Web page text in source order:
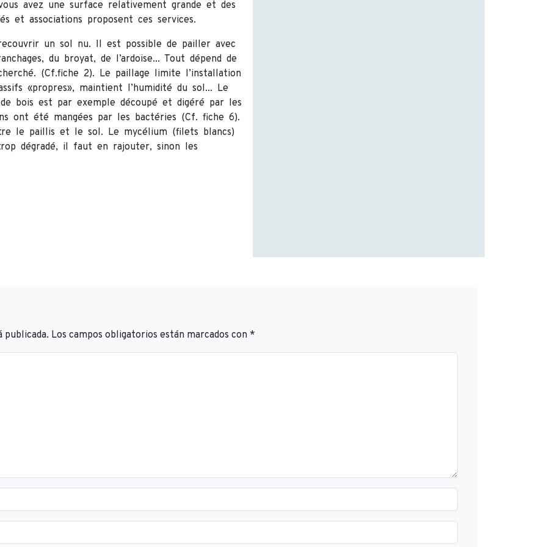
avez une surface relativement grande et des
et associations proposent ces services.
un sol nu. Il est possible de pailler avec
du broyat, de l’ardoise... Tout dépend de
(Cf.fiche 2). Le paillage limite l’installation
«propres», maintient l’humidité du sol... Le
bois est par exemple découpé et digéré par les
ont été mangées par les bactéries (Cf. fiche 6).
le paillis et le sol. Le mycélium (filets blancs)
dégradé, il faut en rajouter, sinon les
publicada. Los campos obligatorios están marcados con *